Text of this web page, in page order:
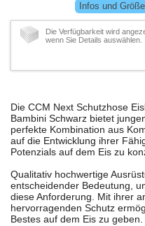
Infos und
Die Verfügbarkeit wird
wenn Sie Details auswählen.
Die CCM Next Schutzhose
Bambini Schwarz bietet
perfekte Kombination aus
auf die Entwicklung ihrer
Potenzials auf dem Eis zu
Qualitativ hochwertige
entscheidender Bedeutung,
diese Anforderung. Mit ihrer
hervorragenden Schutz
Bestes auf dem Eis zu geben.